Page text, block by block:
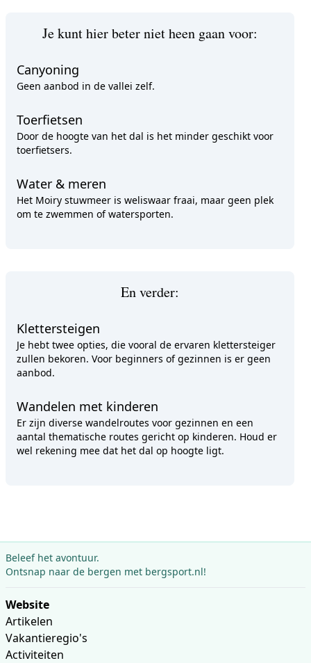
Je kunt hier beter niet heen gaan voor:
Canyoning
Geen aanbod in de vallei zelf.
Toerfietsen
Door de hoogte van het dal is het minder geschikt voor
toerfietsers.
Water & meren
Het Moiry stuwmeer is weliswaar fraai, maar geen plek
om te zwemmen of watersporten.
En verder:
Klettersteigen
Je hebt twee opties, die vooral de ervaren klettersteiger
zullen bekoren. Voor beginners of gezinnen is er geen
aanbod.
Wandelen met kinderen
Er zijn diverse wandelroutes voor gezinnen en een
aantal thematische routes gericht op kinderen. Houd er
wel rekening mee dat het dal op hoogte ligt.
Beleef het avontuur.
Ontsnap naar de bergen met bergsport.nl!
Website
Artikelen
Vakantieregio's
Activiteiten